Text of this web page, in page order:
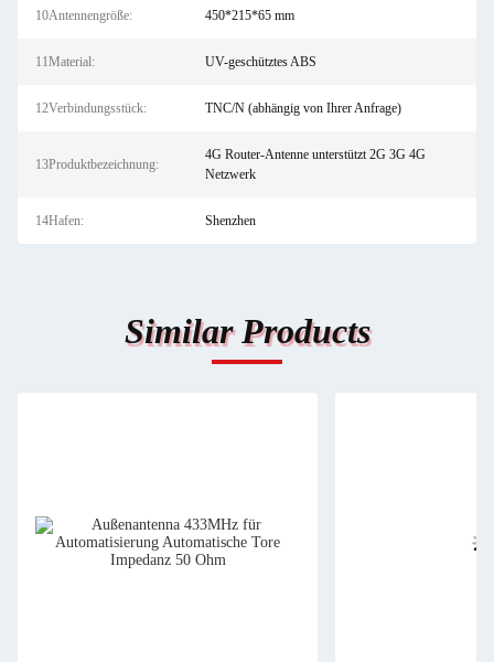
10Antennengröße: 450*215*65 mm
11Material: UV-geschütztes ABS
12Verbindungsstück: TNC/N (abhängig von Ihrer Anfrage)
13Produktbezeichnung:
4G Router-Antenne unterstützt 2G 3G 4G
Netzwerk
14Hafen: Shenzhen
Similar Products